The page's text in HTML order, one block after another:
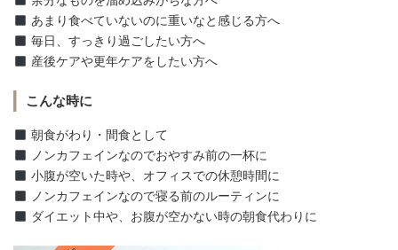
あまり食べていないのに重いなと感じる方へ
毎日、すっきり過ごしたい方へ
産後ケアや更年ケアをしたい方へ
こんな時に
朝食がわり・間食として
ノンカフェインなのでおやすみ前の一杯に
小腹が空いた時や、オフィスでの休憩時間に
ノンカフェインなので寝る前のルーティンに
ダイエット中や、お腹が空かない時の朝食代わりに